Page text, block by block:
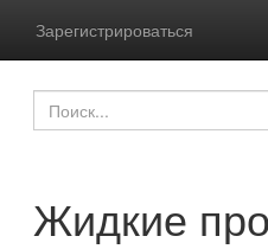
Зарегистрироваться
Жидкие